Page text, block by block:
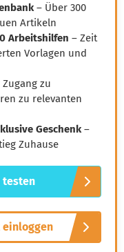
– Über 300
Artikeln
Arbeitshilfen – Zeit
Vorlagen und
zu
zu relevanten
Geschenk–
Zuhause
testen